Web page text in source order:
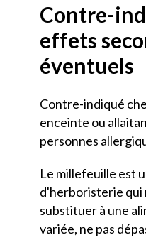
Contre-
effets
éventuels
Contre-indiqué
enceinte ou
personnes
Le millefeuille est
d'herboristerie qui
substituer à une
variée, ne pas